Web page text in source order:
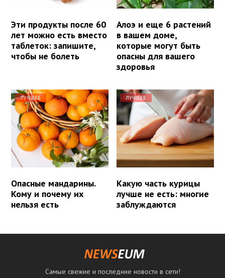
Эти продукты после 60
лет можно есть вместо
таблеток: запишите,
чтобы не болеть
Алоэ и еще 6 растений
в вашем доме,
которые могут быть
опасны для вашего
здоровья
ЛУЧШЕЕ
Опасные мандарины.
Кому и почему их
нельзя есть
ЛУЧШЕЕ
Какую часть курицы
лучше не есть: многие
заблуждаются
Самые свежие и последние новости в сети!